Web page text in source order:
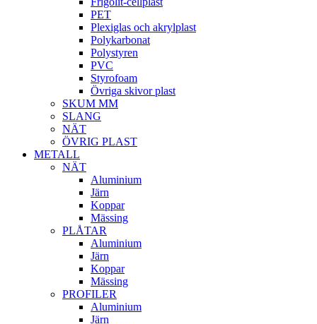
PET
Plexiglas och akrylplast
Polykarbonat
Polystyren
PVC
Styrofoam
Övriga skivor plast
SKUM MM
SLANG
NÄT
ÖVRIG PLAST
METALL
NÄT
Aluminium
Järn
Koppar
Mässing
PLÅTAR
Aluminium
Järn
Koppar
Mässing
PROFILER
Aluminium
Järn